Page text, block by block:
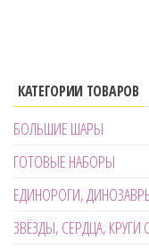
КАТЕГОРИИ ТОВАРОВ
БОЛЬШИЕ ШАРЫ
ГОТОВЫЕ НАБОРЫ
ЕДИНОРОГИ,
ЗВЁЗДЫ, СЕРДЦА,